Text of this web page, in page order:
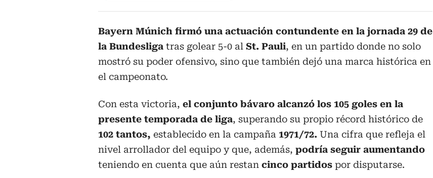
Bayern Múnich firmó una actuación contundente en la jornada 29 de
la Bundesliga tras golear 5-0 al St. Pauli, en un partido donde no solo
mostró su poder ofensivo, sino que también dejó una marca histórica en
el campeonato.
Con esta victoria, el conjunto bávaro alcanzó los 105 goles en la
presente temporada de liga, superando su propio récord histórico de
102 tantos, establecido en la campaña 1971/72. Una cifra que refleja el
nivel arrollador del equipo y que, además, podría seguir aumentando
teniendo en cuenta que aún restan cinco partidos por disputarse.